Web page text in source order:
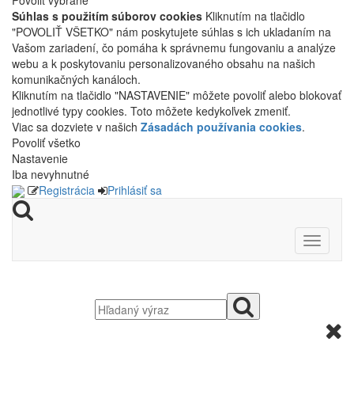
Súhlas s použitím súborov cookies Kliknutím na tlačidlo
"POVOLIŤ VŠETKO" nám poskytujete súhlas s ich ukladaním na
Vašom zariadení, čo pomáha k správnemu fungovaniu a analýze
webu a k poskytovaniu personalizovaného obsahu na našich
komunikačných kanáloch.
Kliknutím na tlačidlo "NASTAVENIE" môžete povoliť alebo blokovať
jednotlivé typy cookies. Toto môžete kedykoľvek zmeniť.
Viac sa dozviete v našich Zásadách používania cookies.
Povoliť všetko
Nastavenie
Iba nevyhnutné
Registrácia
Prihlásiť sa